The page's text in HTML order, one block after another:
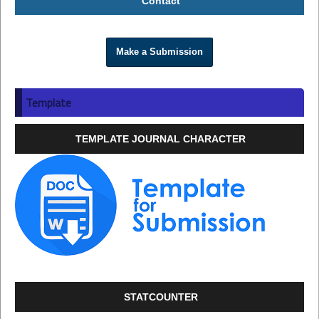
Make a Submission
Template
TEMPLATE JOURNAL CHARACTER
STATCOUNTER